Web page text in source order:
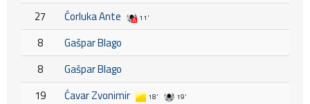
27 Ćorluka Ante 11'
8
Gašpar Blago
8
Gašpar Blago
19
Ćavar Zvonimir 18' 19'